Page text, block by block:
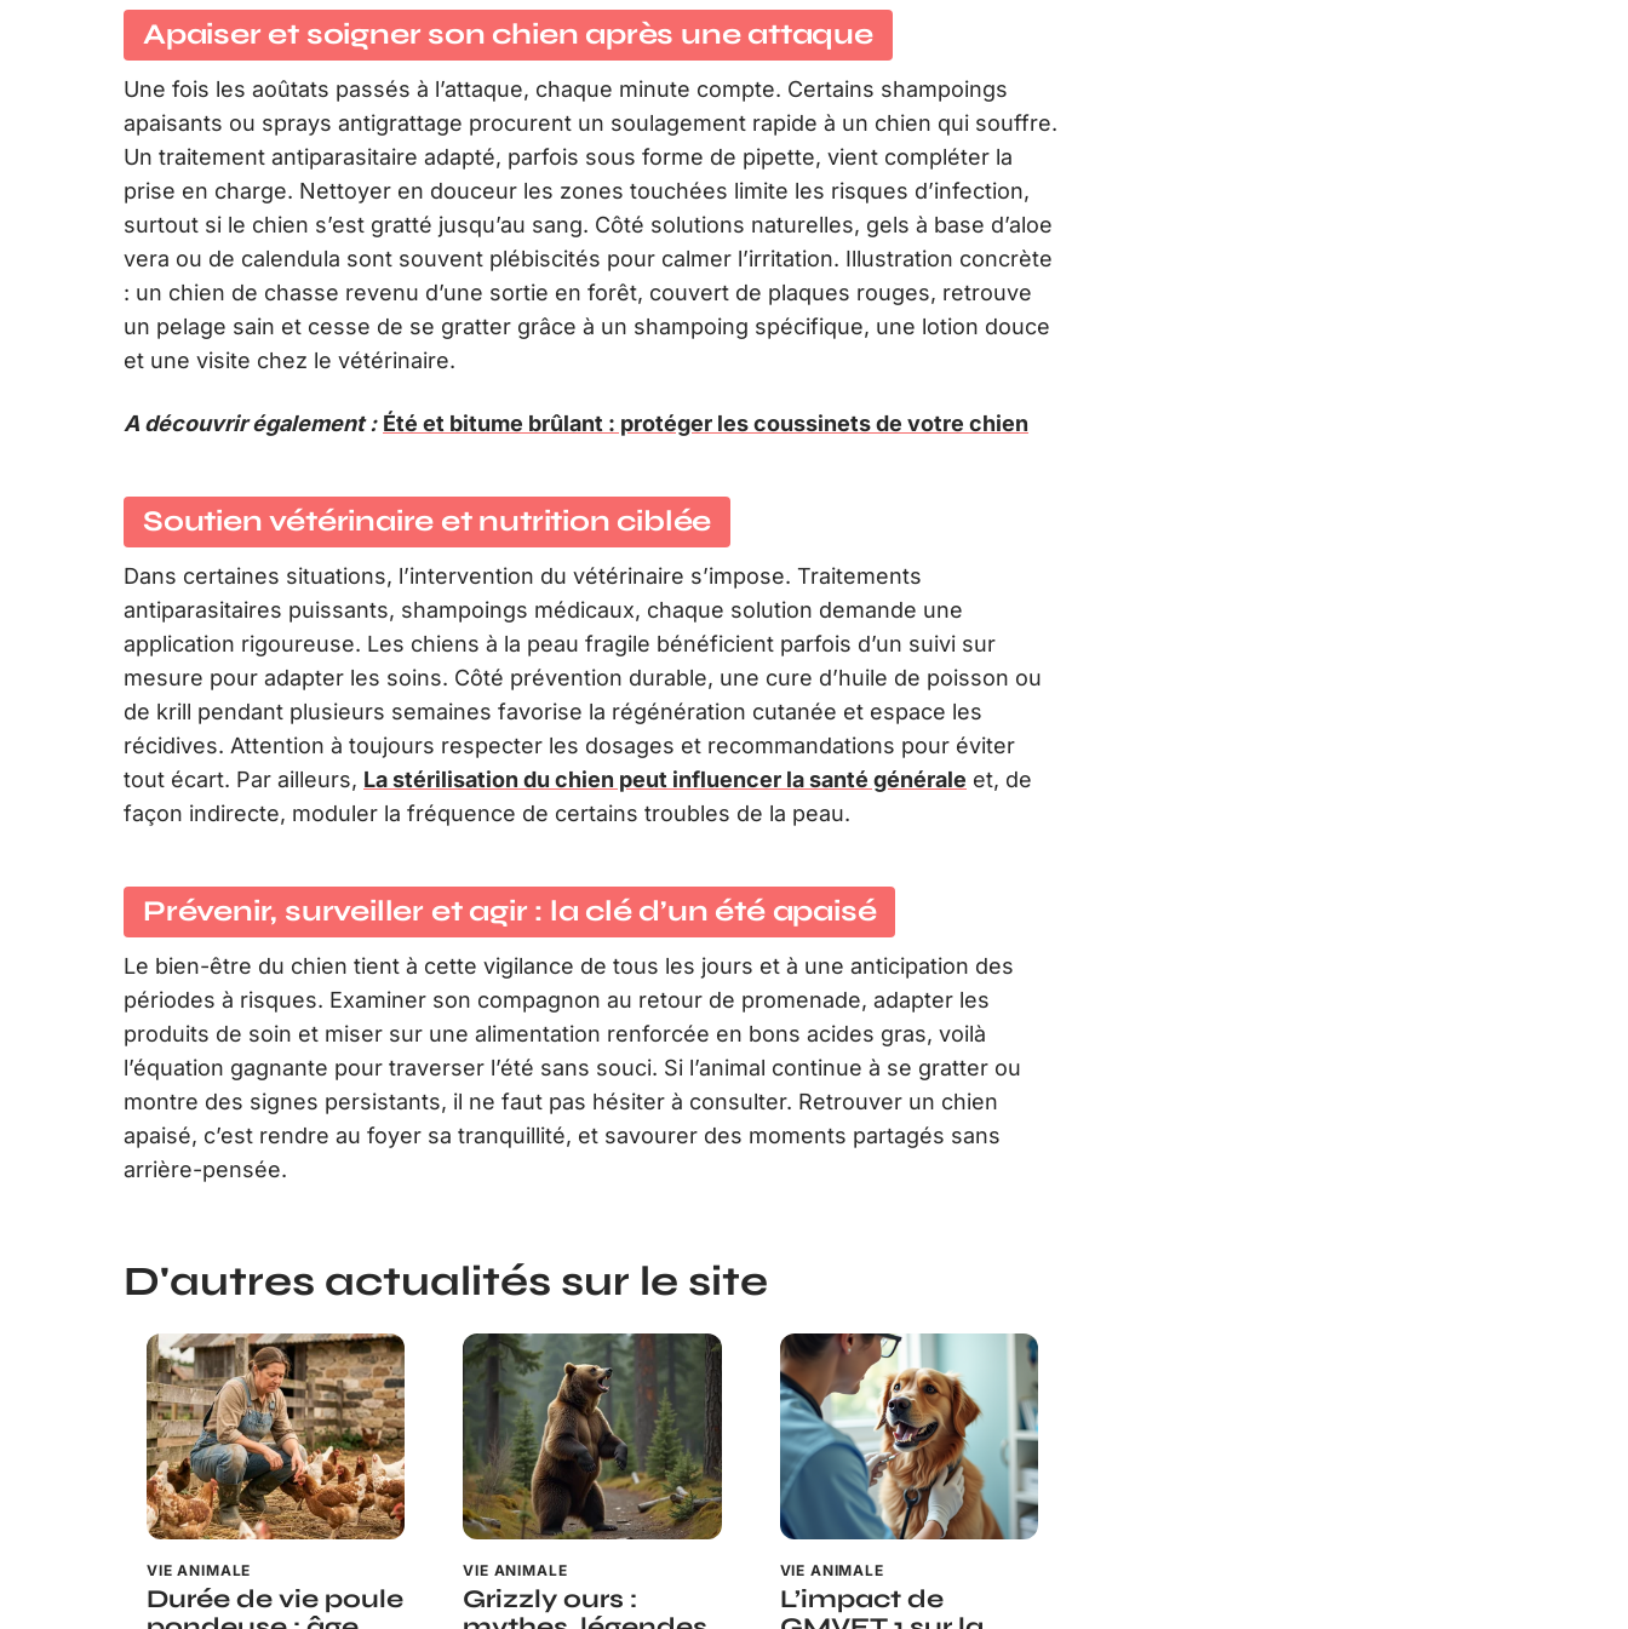
Apaiser et soigner son chien après une attaque
Une fois les aoûtats passés à l’attaque, chaque minute compte. Certains shampoings
apaisants ou sprays antigrattage procurent un soulagement rapide à un chien qui souffre.
Un traitement antiparasitaire adapté, parfois sous forme de pipette, vient compléter la
prise en charge. Nettoyer en douceur les zones touchées limite les risques d’infection,
surtout si le chien s’est gratté jusqu’au sang. Côté solutions naturelles, gels à base d’aloe
vera ou de calendula sont souvent plébiscités pour calmer l’irritation. Illustration concrète
: un chien de chasse revenu d’une sortie en forêt, couvert de plaques rouges, retrouve
un pelage sain et cesse de se gratter grâce à un shampoing spécifique, une lotion douce
et une visite chez le vétérinaire.
A découvrir également : Été et bitume brûlant : protéger les coussinets de votre chien
Soutien vétérinaire et nutrition ciblée
Dans certaines situations, l’intervention du vétérinaire s’impose. Traitements
antiparasitaires puissants, shampoings médicaux, chaque solution demande une
application rigoureuse. Les chiens à la peau fragile bénéficient parfois d’un suivi sur
mesure pour adapter les soins. Côté prévention durable, une cure d’huile de poisson ou
de krill pendant plusieurs semaines favorise la régénération cutanée et espace les
récidives. Attention à toujours respecter les dosages et recommandations pour éviter
tout écart. Par ailleurs, La stérilisation du chien peut influencer la santé générale et, de
façon indirecte, moduler la fréquence de certains troubles de la peau.
Prévenir, surveiller et agir : la clé d’un été apaisé
Le bien-être du chien tient à cette vigilance de tous les jours et à une anticipation des
périodes à risques. Examiner son compagnon au retour de promenade, adapter les
produits de soin et miser sur une alimentation renforcée en bons acides gras, voilà
l’équation gagnante pour traverser l’été sans souci. Si l’animal continue à se gratter ou
montre des signes persistants, il ne faut pas hésiter à consulter. Retrouver un chien
apaisé, c’est rendre au foyer sa tranquillité, et savourer des moments partagés sans
arrière-pensée.
D'autres actualités sur le site
VIE ANIMALE
Durée de vie poule
VIE ANIMALE
Grizzly ours :
VIE ANIMALE
L’impact de